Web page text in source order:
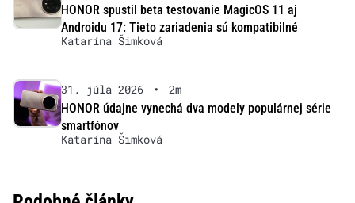
HONOR spustil beta testovanie MagicOS 11 aj
Androidu 17: Tieto zariadenia sú kompatibilné
Katarína Šimková
31. júla 2026 •
2m
HONOR údajne vynechá dva modely populárnej série
smartfónov
Katarína Šimková